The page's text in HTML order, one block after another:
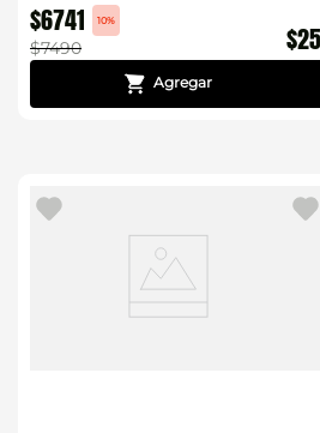
$6741 10%
$7490 $25